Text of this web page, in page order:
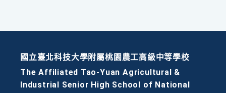
國立臺北科技大學附屬桃園農工高級中等學校
The Affiliated Tao-Yuan Agricultural &
Industrial Senior High School of National